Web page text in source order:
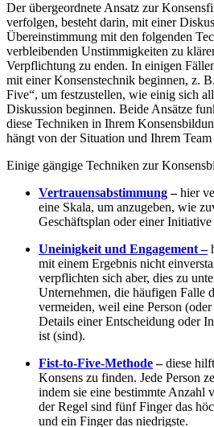
Der übergeordnete Ansatz zur
verfolgen, besteht darin, mit einer
Übereinstimmung mit den folgenden
verbleibenden Unstimmigkeiten zu
Verpflichtung zu enden. In einigen
mit einer Konsenstechnik beginnen, z.
Five“, um festzustellen, wie einig sich
Diskussion beginnen. Beide Ansätze
diese Techniken in Ihrem
hängt von der Situation und Ihrem Team
Einige gängige Techniken zur
Vertrauensabstimmung–hier
eine Skala, um anzugeben, wie
Geschäftsplan oder einer Initiative
Uneinigkeit und Engagement –
mit einem Ergebnis nicht
verpflichten sich aber, dies zu
Unternehmen, die häufigen Falle
vermeiden, weil eine Person
Details einer Entscheidung oder
ist (sind).
Fist-to-Five-Methode–diese
Konsens zu finden. Jede Person
indem sie eine bestimmte Anzahl
der Regel sind fünf Finger das
und ein Finger das niedrigste.